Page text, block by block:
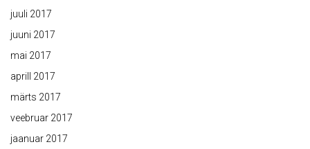
juuli 2017
juuni 2017
mai 2017
aprill 2017
märts 2017
veebruar 2017
jaanuar 2017